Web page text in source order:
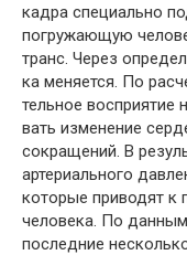
кадра специально
погружающую
транс. Через
ка меняется. По
тельное
вать изменение
сокращений. В
артериального
которые приводят к
человека. По
последние